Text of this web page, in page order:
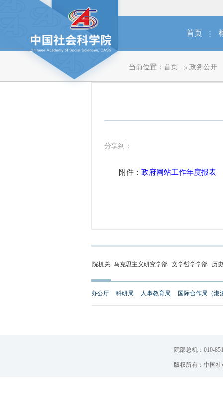
首页
当前位置： 首页 政务公开
分享到：
附件： 政府网站工作年度报表
院机关 马克思主义研究学部 文学哲学学部 历
办公厅 科研局 人事教育局 国际合作局（港
院部总机：010-
版权所有：中国